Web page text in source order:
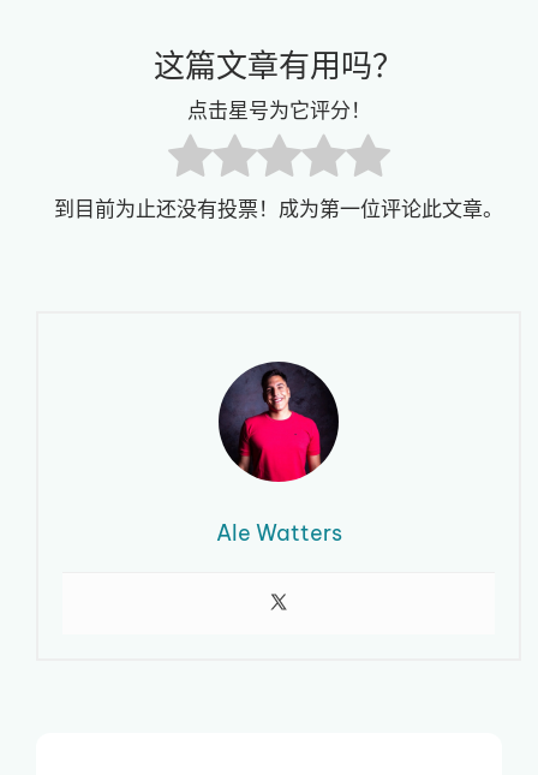
这篇文章有用吗？
点击星号为它评分！
到目前为止还没有投票！成为第一位评论此文章。
Ale Watters